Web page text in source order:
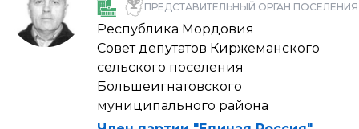
ПРЕДСТАВИТЕЛЬНЫЙ ОРГАН ПОСЕЛЕНИЯ
Республика Мордовия
Совет депутатов Киржеманского
сельского поселения
Большеигнатовского
муниципального района